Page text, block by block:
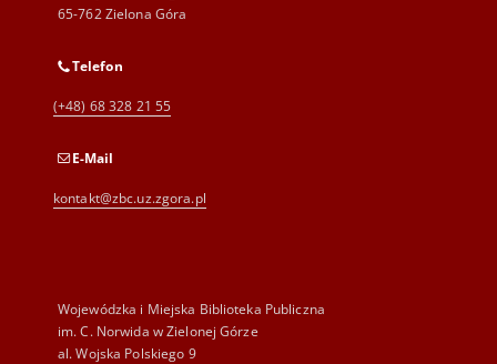
65-762 Zielona Góra
Telefon
(+48) 68 328 21 55
E-Mail
kontakt@zbc.uz.zgora.pl
Wojewódzka i Miejska Biblioteka Publiczna
im. C. Norwida w Zielonej Górze
al. Wojska Polskiego 9